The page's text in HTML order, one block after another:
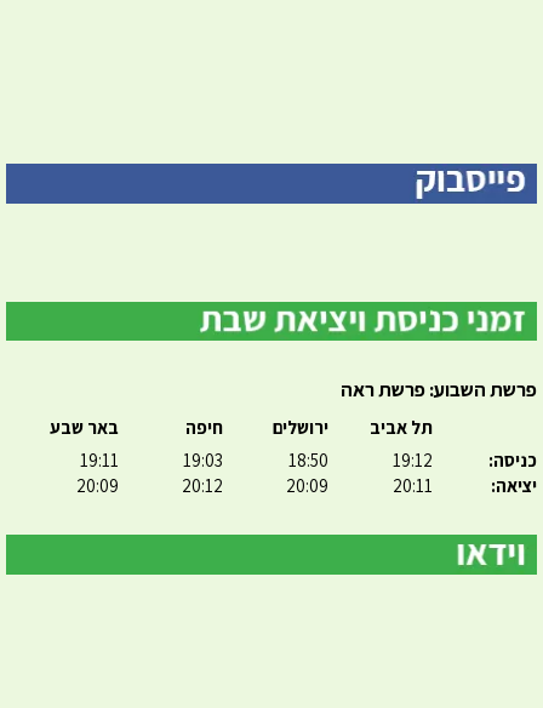
פרשת השבוע: פרשת ראה
כניסה:
יציאה:
תל אביב
19:12
20:11
ירושלים
18:50
20:09
חיפה
19:03
20:12
באר שבע
19:11
20:09